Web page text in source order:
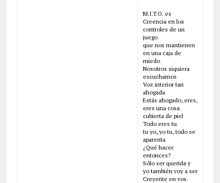
M.I.T.O. es
Creencia en los
controles de un
juego
que nos mantienen
en una caja de
miedo
Nosotros siquiera
escuchamos
Voz interior tan
ahogada
Estás ahogado, eres,
eres una cosa
cubierta de piel
Todo eres tu
tu yo, yo tu, todo se
aparenta
¿Qué hacer
entonces?
Sólo ser querida y
yo también voy a ser
Creyente en vos.